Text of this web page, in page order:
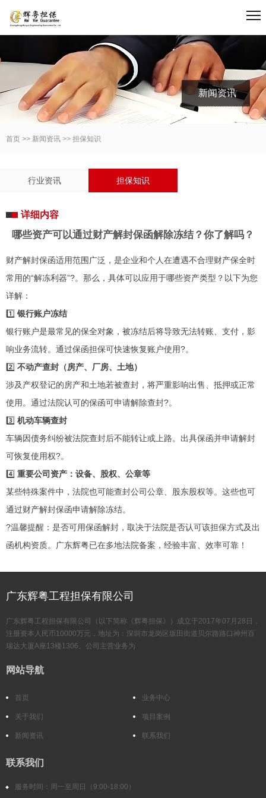
新闻资讯
首页 >> 新闻资讯 >> 担保知识
行业资讯 担保知识
详细内容
哪些资产可以通过财产解封保函解除冻结？你了解吗？
财产解封保函适用范围广泛，是企业和个人在遭遇不合理财产保全时
常用的“解冻利器”?。那么，具体可以应用于哪些资产类型？以下为您
详解：
1️⃣ 银行账户冻结
银行账户是最常见的保全对象，被冻结后将导致无法转账、支付，影
响业务流转。通过保函担保可快速恢复账户使用?。
2️⃣ 不动产查封（房产、厂房、土地）
涉及产权登记的房产和土地若被查封，将严重影响出售、抵押或正常
使用。通过法院认可的保函可申请解除查封?。
3️⃣ 机动车辆查封
车辆因债务纠纷被法院查封后不能转让或上路。出具保函并申请解封
可恢复使用权?。
4️⃣ 重要公司资产：设备、股权、公章等
某些特殊案件中，法院也可能查封公司公章、股东股权等。这些也可
通过财产解封保函申请解除冻结。
?温馨提醒：是否可用保函解封，取决于法院是否认可该担保方式及出
函机构资质。广东辉粤已在多地法院备案，经验丰富、效率可靠！
广东辉粤工程担保有限公司
广东辉粤工程担保有限公司（以下简称《辉粤担保》）成立于2017年07月28日，
注册资本人民币10000万元，地址为：深圳市龙岗区坂田街道贝尔路路口神州百
瑞达大厦A座13楼1306。公司主营业务为
网站导航
首页 业务中心
关于我们 项目案例
新闻资讯 联系我们
联系我们
服务时间：周一至周日（9:00-18:00）